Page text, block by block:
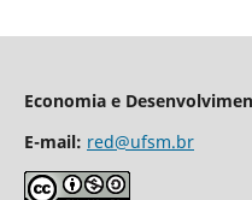
Economia e
E-mail: red@ufsm.br